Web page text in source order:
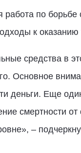
по борьбе
к
средства в
Основное
деньги. Еще
смертности от
–